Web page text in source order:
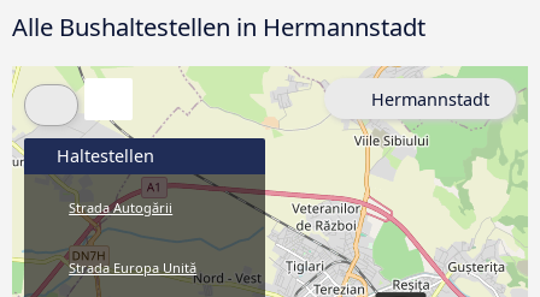
Alle Bushaltestellen in Hermannstadt
Haltestellen
Strada Autogării
Strada Europa Unită
Hermannstadt